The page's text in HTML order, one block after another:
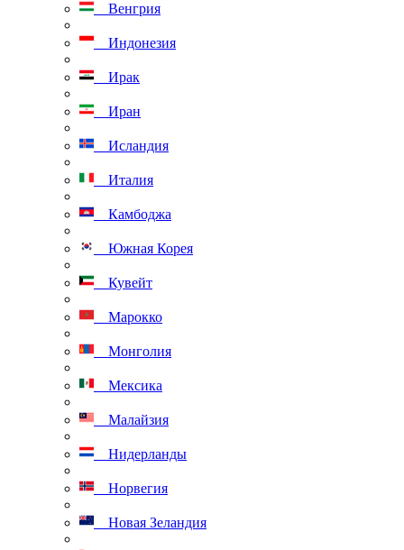
Венгрия
Индонезия
Ирак
Иран
Исландия
Италия
Камбоджа
Южная Корея
Кувейт
Марокко
Монголия
Мексика
Малайзия
Нидерланды
Норвегия
Новая Зеландия